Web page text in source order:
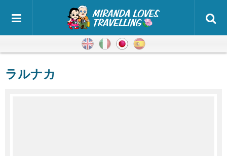
英語 イタリア語
日本語
ラルナカ